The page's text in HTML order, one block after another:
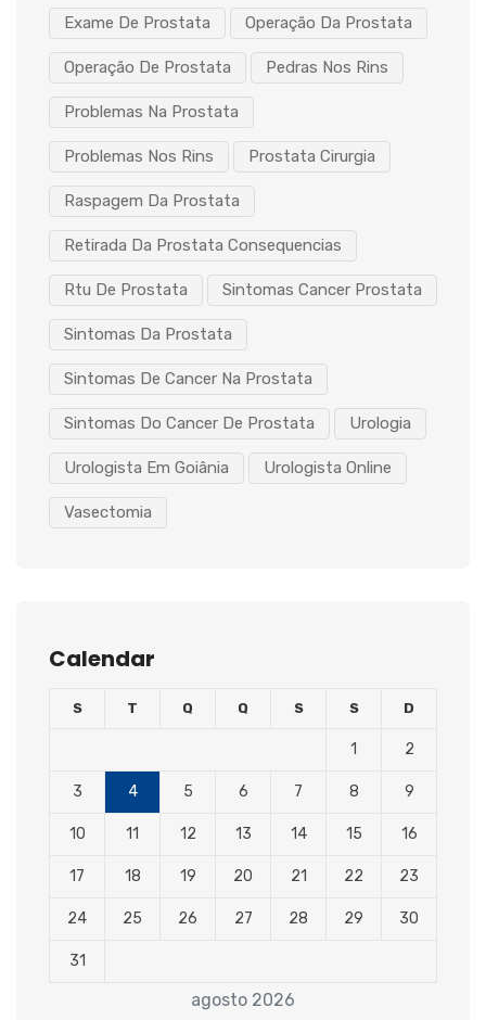
Exame De Prostata Operação Da Prostata
Operação De Prostata Pedras Nos Rins
Problemas Na Prostata
Problemas Nos Rins Prostata Cirurgia
Raspagem Da Prostata
Retirada Da Prostata Consequencias
Rtu De Prostata Sintomas Cancer Prostata
Sintomas Da Prostata
Sintomas De Cancer Na Prostata
Sintomas Do Cancer De Prostata Urologia
Urologista Em Goiânia Urologista Online
Vasectomia
Calendar
agosto 2026
S T Q Q S S D
1 2
3 4 5 6 7 8 9
10 11 12 13 14 15 16
17 18 19 20 21 22 23
24 25 26 27 28 29 30
31